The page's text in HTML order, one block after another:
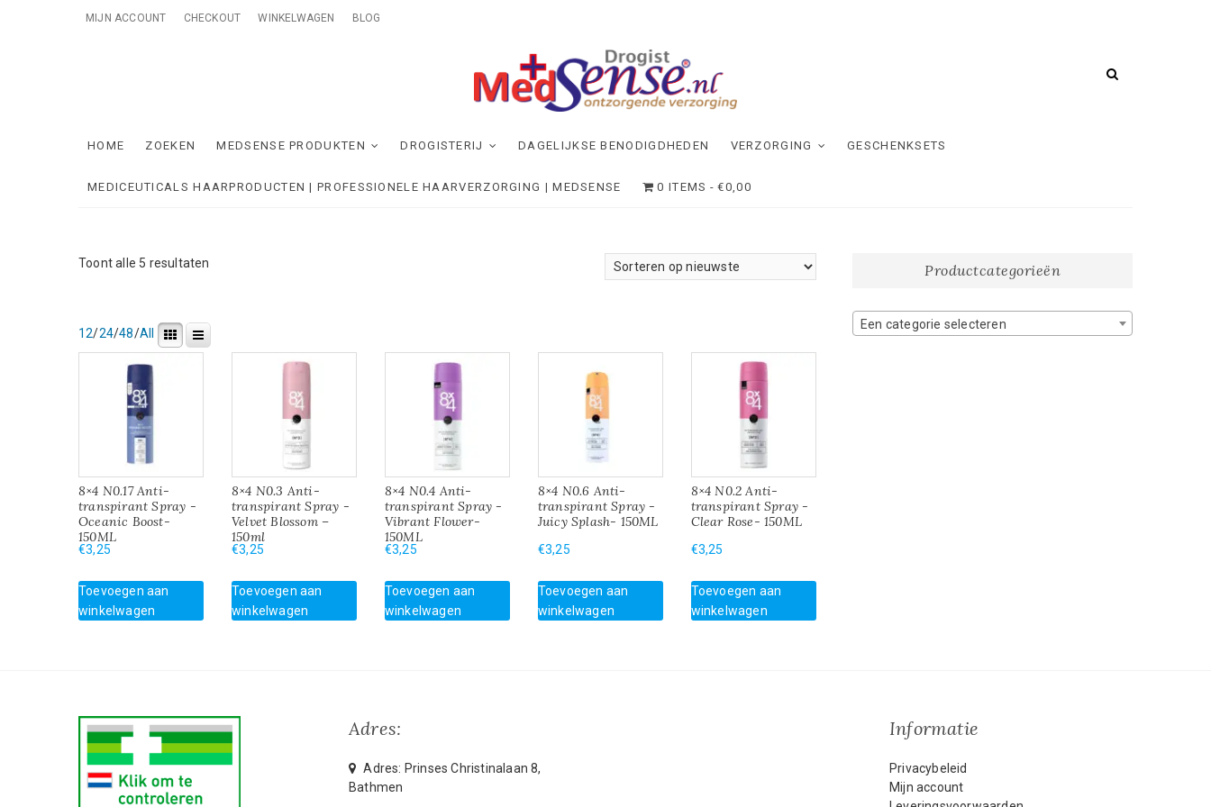
MIJN ACCOUNT CHECKOUT WINKELWAGEN BLOG
MedSense
HOME ZOEKEN MEDSENSE PRODUKTEN DROGISTERIJ DAGELIJKSE BENODIGDHEDEN VERZORGING GESCHENKSETS
MEDICEUTICALS HAARPRODUCTEN | PROFESSIONELE HAARVERZORGING | MEDSENSE 0 ITEMS €0,00
Toont alle 5 resultaten
12/24/48/All
8×4 N0.17 Anti-
transpirant Spray -
Oceanic Boost-
150ML
€3,25
Toevoegen aan
winkelwagen
8×4 N0.3 Anti-
transpirant Spray -
Velvet Blossom –
150ml
€3,25
Toevoegen aan
winkelwagen
8×4 N0.4 Anti-
transpirant Spray -
Vibrant Flower-
150ML
€3,25
Toevoegen aan
winkelwagen
8×4 N0.6 Anti-
transpirant Spray -
Juicy Splash- 150ML
€3,25
Toevoegen aan
winkelwagen
8×4 N0.2 Anti-
transpirant Spray -
Clear Rose- 150ML
€3,25
Toevoegen aan
winkelwagen
Productcategorieën
Een categorie selecteren
Adres:
Adres: Prinses Christinalaan 8,
Bathmen
Informatie
Privacybeleid
Mijn account